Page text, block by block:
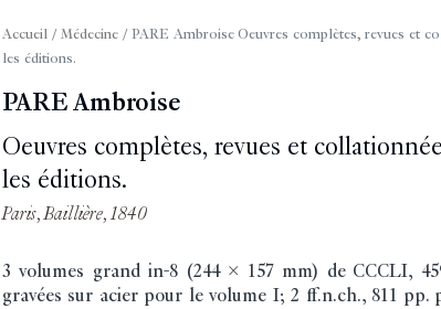
Accueil/ Médecine/ PARE Ambroise Oeuvres complètes, revues et
les éditions.
PARE Ambroise
Oeuvres complètes, revues et
les éditions.
Paris, Baillière, 1840
3 volumes grand in-8 (244 x 157 mm) de CCCLI,
gravées sur acier pour le volume I; 2 ff.n.ch., 811